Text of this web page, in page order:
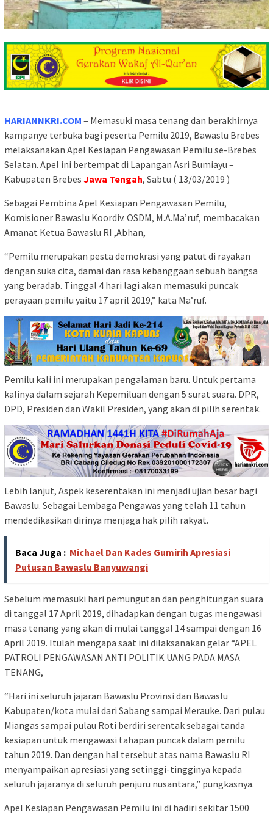
HARIANNKRI.COM – Memasuki masa tenang dan berakhirnya
kampanye terbuka bagi peserta Pemilu 2019, Bawaslu Brebes
melaksanakan Apel Kesiapan Pengawasan Pemilu se-Brebes
Selatan. Apel ini bertempat di Lapangan Asri Bumiayu –
Kabupaten Brebes Jawa Tengah, Sabtu ( 13/03/2019 )
Sebagai Pembina Apel Kesiapan Pengawasan Pemilu,
Komisioner Bawaslu Koordiv. OSDM, M.A.Ma’ruf, membacakan
Amanat Ketua Bawaslu RI ,Abhan,
“Pemilu merupakan pesta demokrasi yang patut di rayakan
dengan suka cita, damai dan rasa kebanggaan sebuah bangsa
yang beradab. Tinggal 4 hari lagi akan memasuki puncak
perayaan pemilu yaitu 17 april 2019,” kata Ma’ruf.
Pemilu kali ini merupakan pengalaman baru. Untuk pertama
kalinya dalam sejarah Kepemiluan dengan 5 surat suara. DPR,
DPD, Presiden dan Wakil Presiden, yang akan di pilih serentak.
Lebih lanjut, Aspek keserentakan ini menjadi ujian besar bagi
Bawaslu. Sebagai Lembaga Pengawas yang telah 11 tahun
mendedikasikan dirinya menjaga hak pilih rakyat.
Baca Juga : Michael Dan Kades Gumirih Apresiasi
Putusan Bawaslu Banyuwangi
Sebelum memasuki hari pemungutan dan penghitungan suara
di tanggal 17 April 2019, dihadapkan dengan tugas mengawasi
masa tenang yang akan di mulai tanggal 14 sampai dengan 16
April 2019. Itulah mengapa saat ini dilaksanakan gelar “APEL
PATROLI PENGAWASAN ANTI POLITIK UANG PADA MASA
TENANG,
“Hari ini seluruh jajaran Bawaslu Provinsi dan Bawaslu
Kabupaten/kota mulai dari Sabang sampai Merauke. Dari pulau
Miangas sampai pulau Roti berdiri serentak sebagai tanda
kesiapan untuk mengawasi tahapan puncak dalam pemilu
tahun 2019. Dan dengan hal tersebut atas nama Bawaslu RI
menyampaikan apresiasi yang setinggi-tingginya kepada
seluruh jajaranya di seluruh penjuru nusantara,” pungkasnya.
Apel Kesiapan Pengawasan Pemilu ini di hadiri sekitar 1500